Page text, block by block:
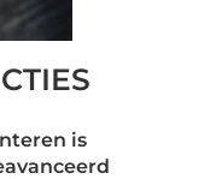
is